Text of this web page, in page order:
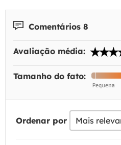
Comentários 8
Avaliação média:
Tamanho do fato:
Ordenar por